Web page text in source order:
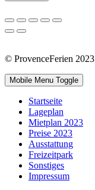
© ProvenceFerien 2023
Mobile Menu Toggle
Startseite
Lageplan
Mietplan 2023
Preise 2023
Ausstattung
Freizeitpark
Sonstiges
Impressum